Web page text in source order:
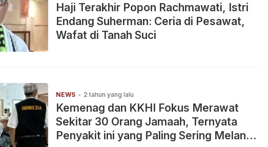
Haji Terakhir Popon Rachmawati, Istri
Endang Suherman: Ceria di Pesawat,
Wafat di Tanah Suci
NEWS - 2 tahun yang lalu
Kemenag dan KKHI Fokus Merawat
Sekitar 30 Orang Jamaah, Ternyata
Penyakit ini yang Paling Sering Melanda